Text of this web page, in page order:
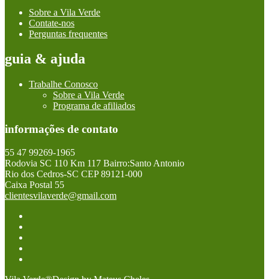
Sobre a Vila Verde
Contate-nos
Perguntas frequentes
guia & ajuda
Trabalhe Conosco
Sobre a Vila Verde
Programa de afiliados
informações de contato
55 47 99269-1965
Rodovia SC 110 Km 117 Bairro:Santo Antonio
Rio dos Cedros-SC CEP 89121-000
Caixa Postal 55
clientesvilaverde@gmail.com